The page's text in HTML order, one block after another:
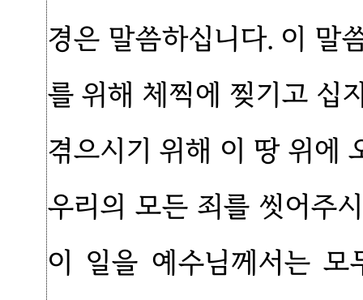
경은 말씀하십니다. 이 말
를 위해 체찍에 찢기고 십
겪으시기 위해 이 땅 위에
우리의 모든 죄를 씻어주
이 일을 예수님께서는 모